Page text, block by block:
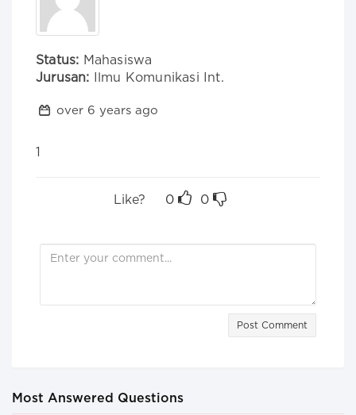
Status: Mahasiswa
Jurusan: Ilmu Komunikasi Int.
over 6 years ago
1
Like? 0 0
Post Comment
Most Answered Questions